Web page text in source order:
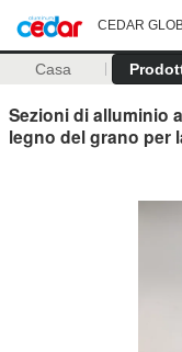
CEDAR
Casa
Sezioni di alluminio
legno del grano per